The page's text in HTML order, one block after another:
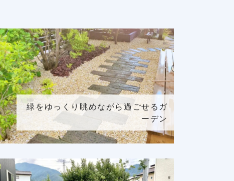
緑をゆっくり眺めながら過ごせるガ
ーデン